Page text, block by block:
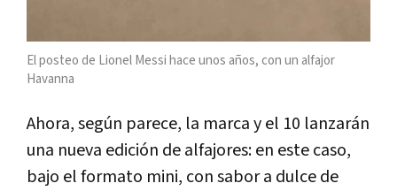
El posteo de Lionel Messi hace unos años, con un alfajor
Havanna
Ahora, según parece, la marca y el 10 lanzarán
una nueva edición de alfajores: en este caso,
bajo el formato mini, con sabor a dulce de